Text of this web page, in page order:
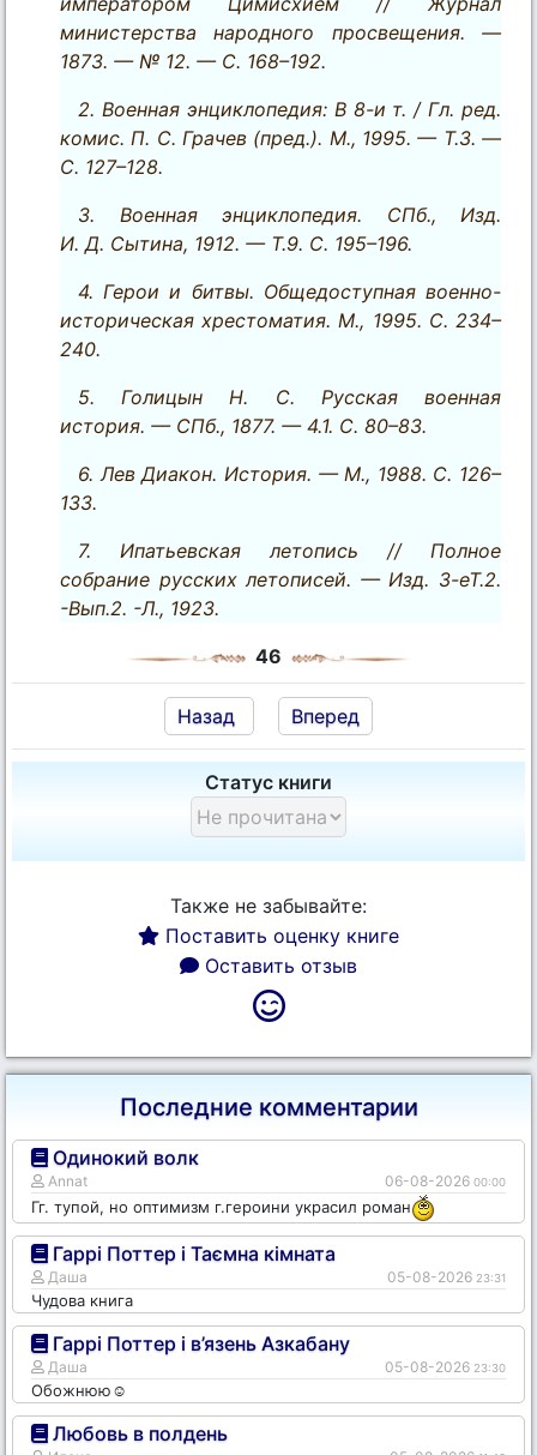
министерства народного просвещения. —
1873. — № 12. — С. 168–192.
2. Военная энциклопедия: В 8-и т. / Гл. ред.
комис. П. С. Грачев (пред.). М., 1995. — Т.З. —
С. 127–128.
3. Военная энциклопедия. СПб., Изд.
И. Д. Сытина, 1912. — Т.9. С. 195–196.
4. Герои и битвы. Общедоступная военно-
историческая хрестоматия. М., 1995. С. 234–
240.
5. Голицын Н. С. Русская военная
история. — СПб., 1877. — 4.1. С. 80–83.
6. Лев Диакон. История. — М., 1988. С. 126–
133.
7. Ипатьевская летопись // Полное
собрание русских летописей. — Изд. З-еТ.2.
-Вып.2. -Л., 1923.
46
Назад Вперед
Статус книги
Также не забывайте:
Поставить оценку книге
Оставить отзыв
Последние комментарии
Одинокий волк
Annat 06-08-2026 00:00
Гг. тупой, но оптимизм г.героини украсил роман
Гаррі Поттер і Таємна кімната
Даша 05-08-2026 23:31
Чудова книга
Гаррі Поттер і в’язень Азкабану
Даша 05-08-2026 23:30
Обожнюю☺️
Любовь в полдень